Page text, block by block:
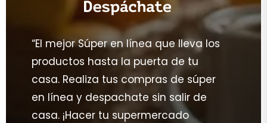
“El mejor Súper en línea que lleva los
productos hasta la puerta de tu
casa. Realiza tus compras de súper
en línea y despachate sin salir de
casa. ¡Hacer tu supermercado